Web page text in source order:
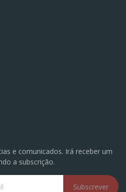
e comunicados. Irá receber um
a subscrição.
Subscrever